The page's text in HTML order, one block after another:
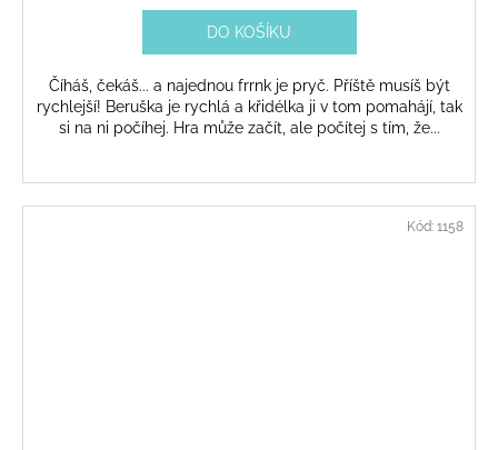
DO KOŠÍKU
Číháš, čekáš... a najednou frrnk je pryč. Příště musíš být
rychlejší! Beruška je rychlá a křidélka ji v tom pomahájí, tak
si na ni počíhej. Hra může začít, ale počítej s tím, že...
Kód: 1158